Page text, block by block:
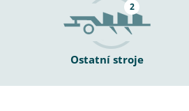
Ostatní stroje
2